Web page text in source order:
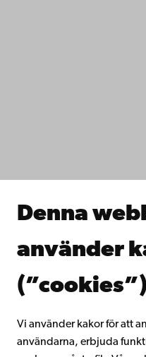
Denna
använder
(”cookies”)
Vi använder kakor för att
användarna, erbjuda
Samarbeta med
Kontinuerligt
Gå med i Åbo
Intranätet